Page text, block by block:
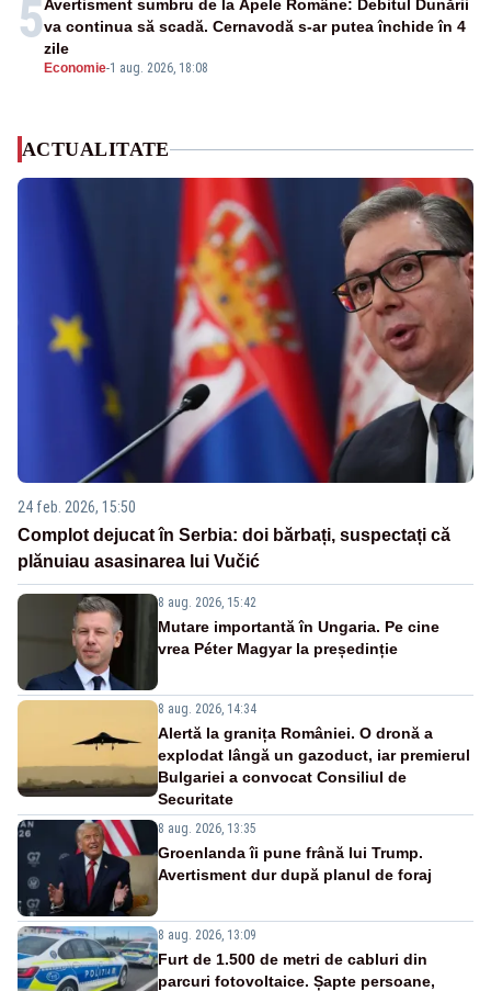
5
Economie-1 aug. 2026, 18:08
Avertisment sumbru de la Apele Române: Debitul Dunării
va continua să scadă. Cernavodă s-ar putea închide în 4
zile
ACTUALITATE
24 feb. 2026, 15:50
Complot dejucat în Serbia: doi bărbați, suspectați că
plănuiau asasinarea lui Vučić
8 aug. 2026, 15:42
Mutare importantă în Ungaria. Pe cine
vrea Péter Magyar la președinție
8 aug. 2026, 14:34
Alertă la granița României. O dronă a
explodat lângă un gazoduct, iar premierul
Bulgariei a convocat Consiliul de
Securitate
8 aug. 2026, 13:35
Groenlanda îi pune frână lui Trump.
Avertisment dur după planul de foraj
8 aug. 2026, 13:09
Furt de 1.500 de metri de cabluri din
parcuri fotovoltaice. Șapte persoane,